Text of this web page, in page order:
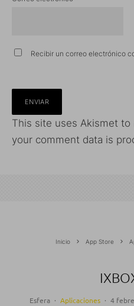
Recibir un correo electrónico
This site uses Akismet to
your comment data is
Inicio App Store
Esfera · Aplicaciones · 4